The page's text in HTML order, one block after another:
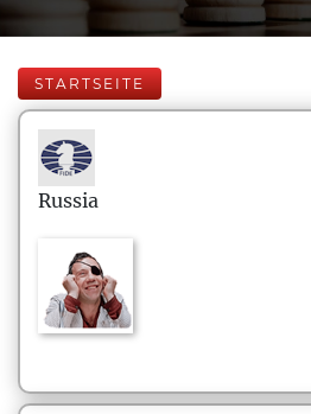
STARTSEITE
Russia